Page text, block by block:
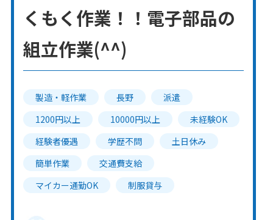
くもく作業！！電子部品の
組立作業(^^)
製造・軽作業 長野
派遣
1200円以上
10000円以上
未経験OK
経験者優遇
学歴不問
土日休み
簡単作業
交通費支給
マイカー通勤OK
制服貸与